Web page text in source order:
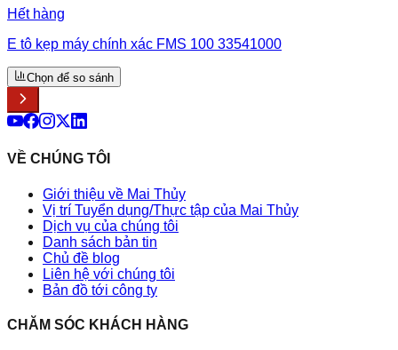
Hết hàng
E tô kẹp máy chính xác FMS 100 33541000
Chọn để so sánh
VỀ CHÚNG TÔI
Giới thiệu về Mai Thủy
Vị trí Tuyển dụng/Thực tập của Mai Thủy
Dịch vụ của chúng tôi
Danh sách bản tin
Chủ đề blog
Liên hệ với chúng tôi
Bản đồ tới công ty
CHĂM SÓC KHÁCH HÀNG